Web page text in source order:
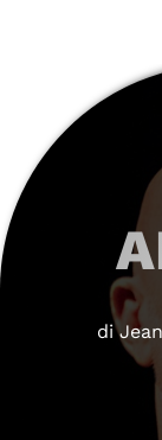
di